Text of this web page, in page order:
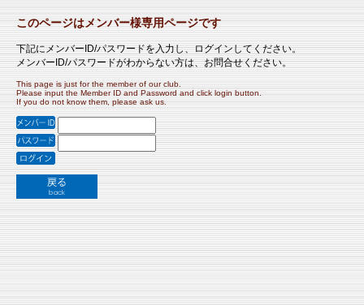
このページはメンバー様専用ページです
下記にメンバーID/パスワードを入力し、ログインしてください。
メンバーID/パスワードがわからない方は、お問合せください。
This page is just for the member of our club.
Please input the Member ID and Password and click login button.
If you do not know them, please ask us.